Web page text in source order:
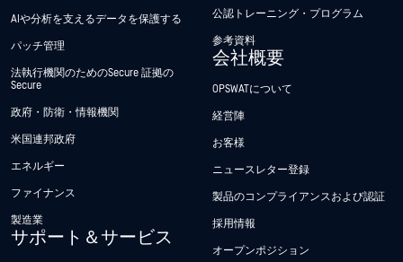
AIや分析を支えるデータを保護する
パッチ管理
法執行機関のためのSecure 証拠の
Secure
政府・防衛・情報機関
米国連邦政府
エネルギー
ファイナンス
製造業
サポート＆サービス
公認トレーニング・プログラム
参考資料
会社概要
OPSWATについて
経営陣
お客様
ニュースレター登録
製品のコンプライアンスおよび認証
採用情報
オープンポジション